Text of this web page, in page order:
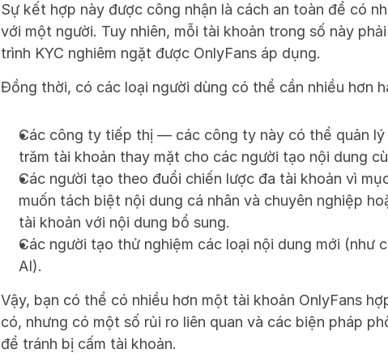
Sự kết hợp này được công nhận là cách an toàn để có
với một người. Tuy nhiên, mỗi tài khoản trong số này
trình KYC nghiêm ngặt được OnlyFans áp dụng.
Đồng thời, có các loại người dùng có thể cần nhiều hơn
Các công ty tiếp thị — các công ty này có thể quản lý
trăm tài khoản thay mặt cho các người tạo nội dung
Các người tạo theo đuổi chiến lược đa tài khoản vì
muốn tách biệt nội dung cá nhân và chuyên nghiệp
tài khoản với nội dung bổ sung.
Các người tạo thử nghiệm các loại nội dung mới (như
AI).
Vậy, bạn có thể có nhiều hơn một tài khoản OnlyFans
có, nhưng có một số rủi ro liên quan và các biện pháp
để tránh bị cấm tài khoản.